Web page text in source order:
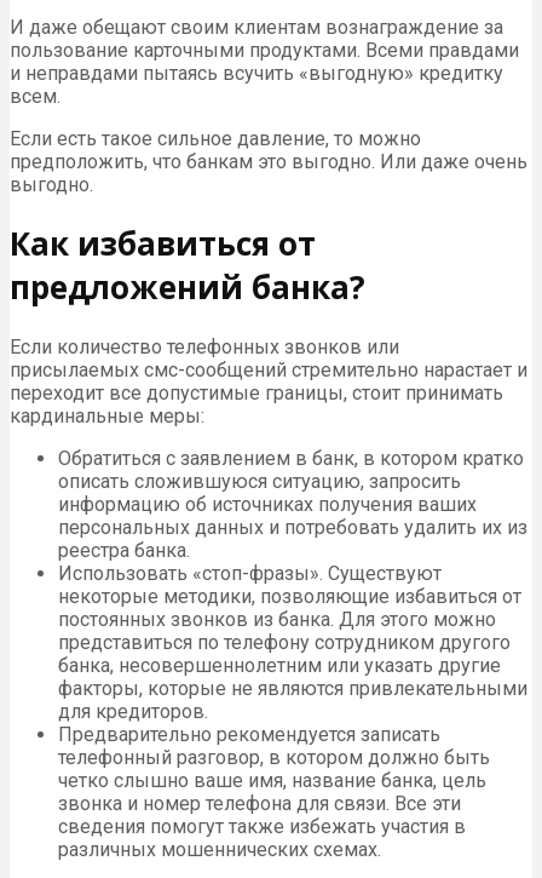
И даже обещают своим клиентам вознаграждение за
пользование карточными продуктами. Всеми правдами
и неправдами пытаясь всучить «выгодную» кредитку
всем.
Если есть такое сильное давление, то можно
предположить, что банкам это выгодно. Или даже очень
выгодно.
Как избавиться от
предложений банка?
Если количество телефонных звонков или
присылаемых смс-сообщений стремительно нарастает и
переходит все допустимые границы, стоит принимать
кардинальные меры:
Обратиться с заявлением в банк, в котором кратко
описать сложившуюся ситуацию, запросить
информацию об источниках получения ваших
персональных данных и потребовать удалить их из
реестра банка.
Использовать «стоп-фразы». Существуют
некоторые методики, позволяющие избавиться от
постоянных звонков из банка. Для этого можно
представиться по телефону сотрудником другого
банка, несовершеннолетним или указать другие
факторы, которые не являются привлекательными
для кредиторов.
Предварительно рекомендуется записать
телефонный разговор, в котором должно быть
четко слышно ваше имя, название банка, цель
звонка и номер телефона для связи. Все эти
сведения помогут также избежать участия в
различных мошеннических схемах.